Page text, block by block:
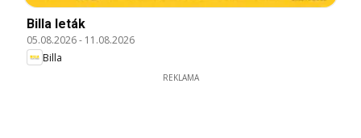
Billa leták
05.08.2026- 11.08.2026
Billa
REKLAMA